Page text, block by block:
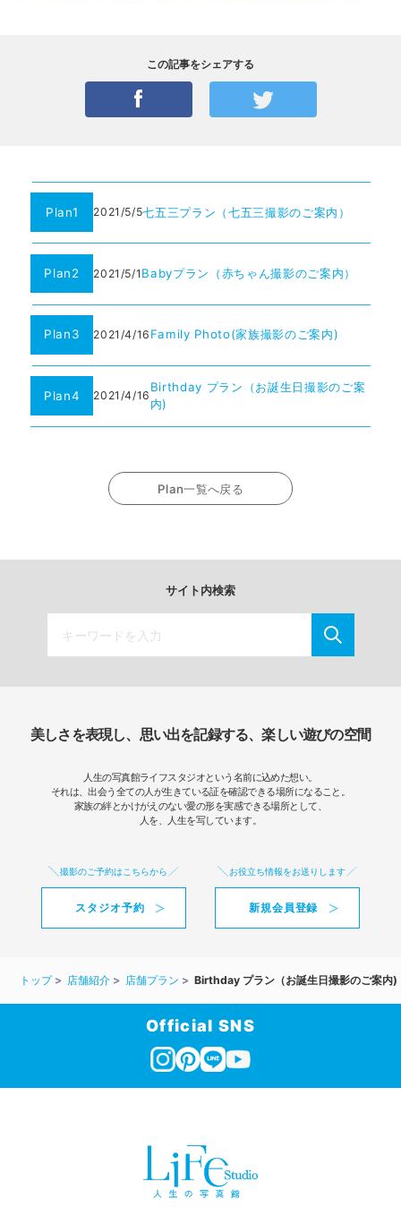
この記事をシェアする
Plan1 2021/5/5七五三プラン（七五三撮影のご案内）
Plan2 2021/5/1 Babyプラン（赤ちゃん撮影のご案内）
Plan3 2021/4/16 Family Photo(家族撮影のご案内)
Plan4 2021/4/16
Birthday プラン（お誕生日撮影のご案
内)
Plan一覧へ戻る
サイト内検索
美しさを表現し、思い出を記録する、楽しい遊びの空間
人生の写真館ライフスタジオという名前に込めた想い。
それは、出会う全ての人が生きている証を確認できる場所になること。
家族の絆とかけがえのない愛の形を実感できる場所として、
人を、人生を写しています。
撮影のご予約はこちらから
スタジオ予約
お役立ち情報をお送りします
新規会員登録
トップ 店舗紹介 店舗プラン Birthday プラン（お誕生日撮影のご案内)
Official SNS